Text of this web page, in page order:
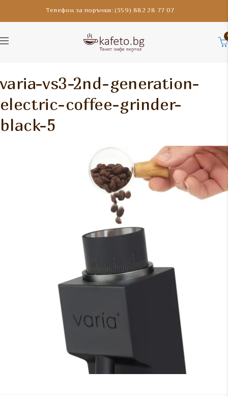
Телефон за поръчки: (359) 882 28 77 07
varia-vs3-2nd-generation-
electric-coffee-grinder-
black-5